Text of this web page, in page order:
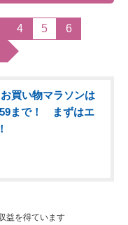
4 5
6
お買い物マラソンは
まで！ まずはエ
益を得ています